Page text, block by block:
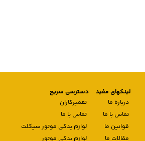
لینکهای مفید
درباره ما
تماس با ما
قوانین ما
مقالات ما
دسترسی سریع
تعمیرکاران
تماس با ما
لوازم یدکی موتور سیکلت
لوازم یدکی موتور